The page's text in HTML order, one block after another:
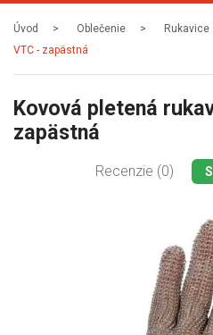
Úvod Oblečenie Rukavice
VTC - zapästná
Kovová pletená
zapästná
Recenzie (0)